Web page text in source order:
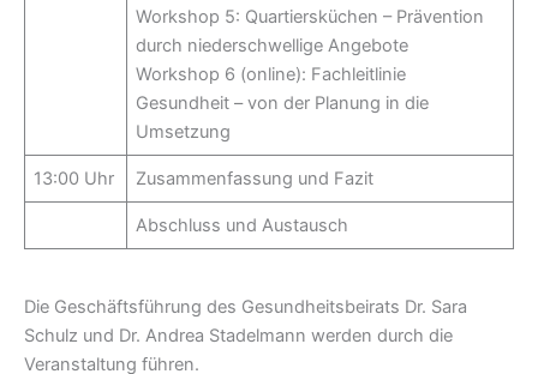
Workshop 5: Quartiersküchen – Prävention
durch niederschwellige Angebote
Workshop 6 (online): Fachleitlinie
Gesundheit – von der Planung in die
Umsetzung
13:00 Uhr Zusammenfassung und Fazit
Abschluss und Austausch
Die Geschäftsführung des Gesundheitsbeirats Dr. Sara
Schulz und Dr. Andrea Stadelmann werden durch die
Veranstaltung führen.